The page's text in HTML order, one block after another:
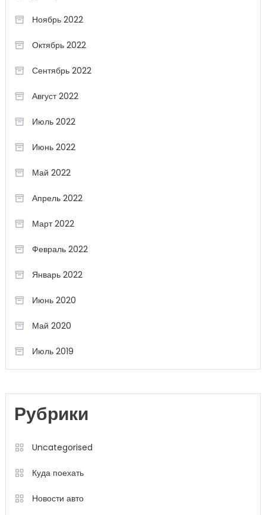
Ноябрь 2022
Октябрь 2022
Сентябрь 2022
Август 2022
Июль 2022
Июнь 2022
Май 2022
Апрель 2022
Март 2022
Февраль 2022
Январь 2022
Июнь 2020
Май 2020
Июль 2019
Рубрики
Uncategorised
Куда поехать
Новости авто